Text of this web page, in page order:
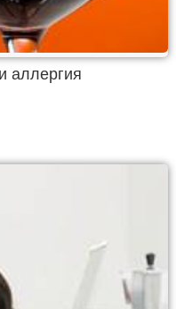
аллергия